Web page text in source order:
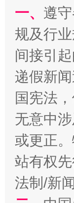
揭开“小
一、 遵
规及行
间接引
递假新
国宪法
无意中
或更正
站有权
法制/新